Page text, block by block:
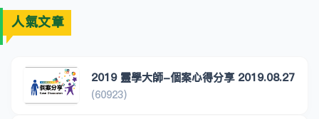
人氣文章
2019 靈學大師-個案心得分享 2019.08.27
(60923)